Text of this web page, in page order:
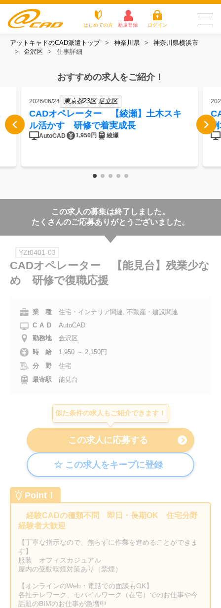
はじめての方 新規登録 ログイン
友だち追加で
最新の求人を確認
アットキャドが選ばれる3つの理由
派遣がはじめての方
お仕事を探す
お電話でのお問い合わせ
東 京 0120-630-660
名古屋 0120-960-379 横 浜 0120-978-186
電話受付：平日 9:15～19:00
アットキャドが選
派遣がは
方
探す
ム
アットキャドのCAD派遣トップ 神奈川県
神奈川県横浜市
金沢区
仕事詳細
おすすめの求人をご紹介！
2026/06/24 東京都23区 足立区
CADオペレーター 【綾瀬】土木スキ
ル活かす 研修で着実成長
AutoCAD 1,950円 綾瀬
この求人の募集は終了しました。
たくさんのご応募ありがとうございました。
YZt0401-03
CADオペレーター 【能見台】残業少な
め 研修で復職応援
業 種
住宅・インテリア関連, 不動産・建設関連
CAD
AutoCAD
勤務地
金沢区
時 給
1,950 ～ 2,150円
分 野
住宅
最寄駅
能見台
似た条件の求人もご紹介できます！
Point！
経験CADの種類不問 即日・長期OK 住宅分野
経験者大歓迎
【丁寧な指示なので、焦らずに作業を進めることができま
す】
服装 オフィスカジュアル
屋内の受動喫煙対策あり（禁煙）
【オンラインのWeb・電話での面談もOK】
各社テレワーク、モバイルワーク（在宅）でのお仕事や今
話題のBIMのお仕事が急増中